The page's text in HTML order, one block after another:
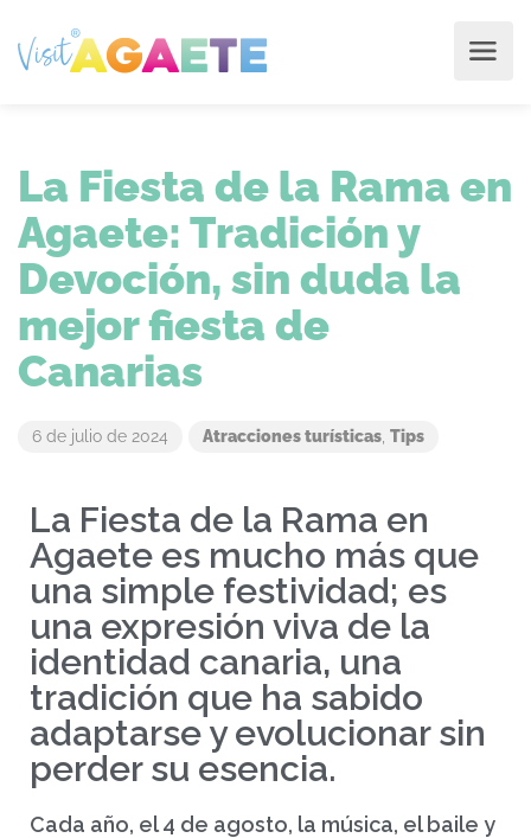
La Fiesta de la Rama en
Agaete: Tradición y
Devoción, sin duda la
mejor fiesta de
Canarias
6 de julio de 2024 Atracciones turísticas Tips
La Fiesta de la Rama en
Agaete es mucho más que
una simple festividad; es
una expresión viva de la
identidad canaria, una
tradición que ha sabido
adaptarse y evolucionar sin
perder su esencia.
Cada año, el 4 de agosto, la música, el baile y